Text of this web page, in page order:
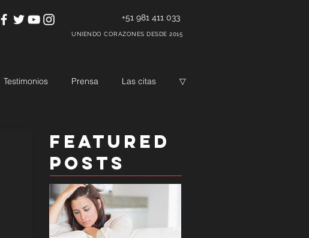
Testimonios Prensa Las citas ▽
+51 981 411 033
UNIENDO CORAZONES DESDE 2015
Featured
Posts